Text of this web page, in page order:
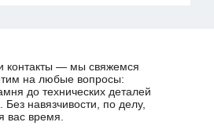
контакты — мы свяжемся
на любые вопросы:
до технических деталей
Без навязчивости, по делу,
вас время.